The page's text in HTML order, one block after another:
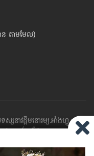
ន តាមមែល)
នាវដ្ដី​មនោរម្យ.អាំងហ្វូ
ក​ស្រង់​នូវ​ផ្នែក​ណា​មួយ​ ឬ​ផ្នែក​
ាំងហ្វូ យក​ទៅ​​បោះពុម្ព នៅ
លក​ធាតុអាកាស ឬតាមប្រព័ន្ធ